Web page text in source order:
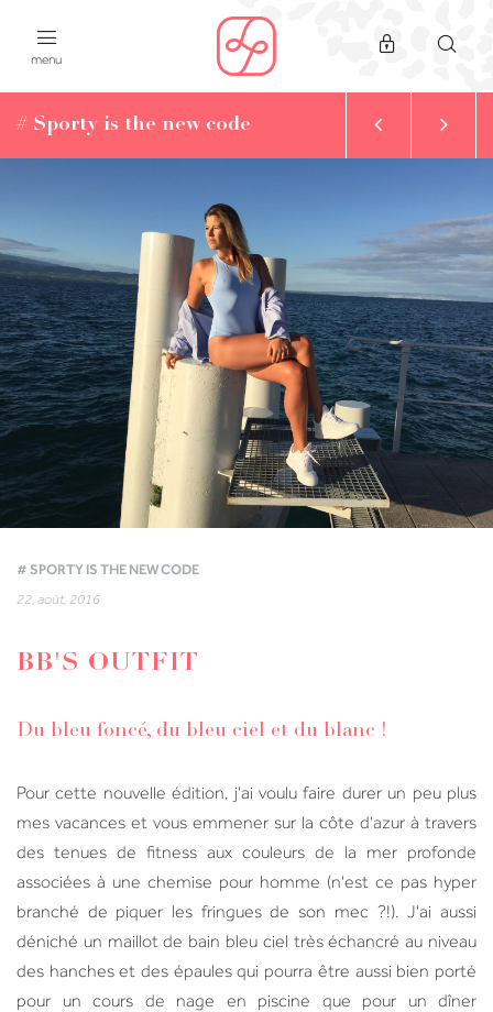
menu
# Sporty is the new code
# SPORTY IS THE NEW CODE
22, août, 2016
BB'S OUTFIT
Du bleu foncé, du bleu ciel et du blanc !
Pour cette nouvelle édition, j'ai voulu faire durer un peu plus
mes vacances et vous emmener sur la côte d'azur à travers
des tenues de fitness aux couleurs de la mer profonde
associées à une chemise pour homme (n'est ce pas hyper
branché de piquer les fringues de son mec ?!). J'ai aussi
déniché un maillot de bain bleu ciel très échancré au niveau
des hanches et des épaules qui pourra être aussi bien porté
pour un cours de nage en piscine que pour un dîner